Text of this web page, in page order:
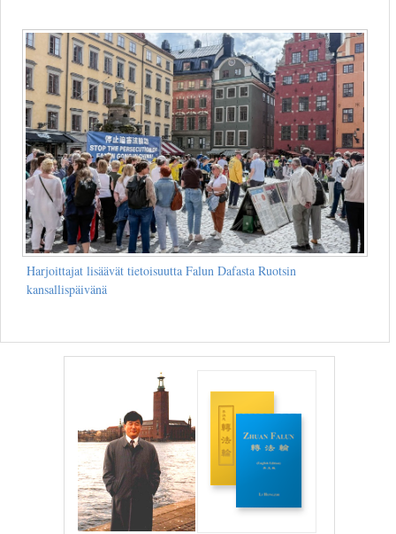
Harjoittajat lisäävät tietoisuutta Falun Dafasta Ruotsin
kansallispäivänä